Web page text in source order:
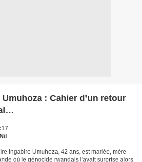
: Cahier d’un retour
Ingabire Umuhoza, 42 ans, est mariée, mère
où le génocide rwandais l’avait surprise alors